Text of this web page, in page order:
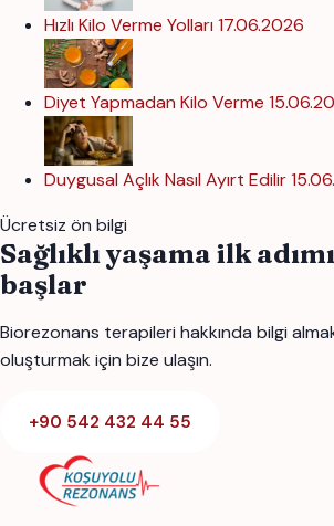
Hızlı Kilo Verme Yolları 17.06.2026
Diyet Yapmadan Kilo Verme
Duygusal Açlık Nasıl Ayırt Edilir
Ücretsiz ön bilgi
Sağlıklı yaşama ilk
başlar
Biorezonans terapileri hakkında bilgi
oluşturmak için bize ulaşın.
+90 542 432 44 55